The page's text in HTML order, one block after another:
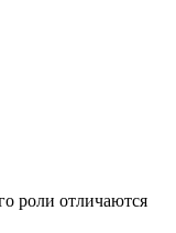
роли отличаются